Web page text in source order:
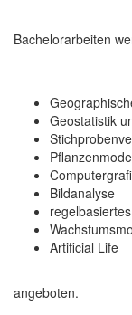
Bachelorarbeiten
Geostatistik
Bildanalyse
Artificial Life
angeboten.